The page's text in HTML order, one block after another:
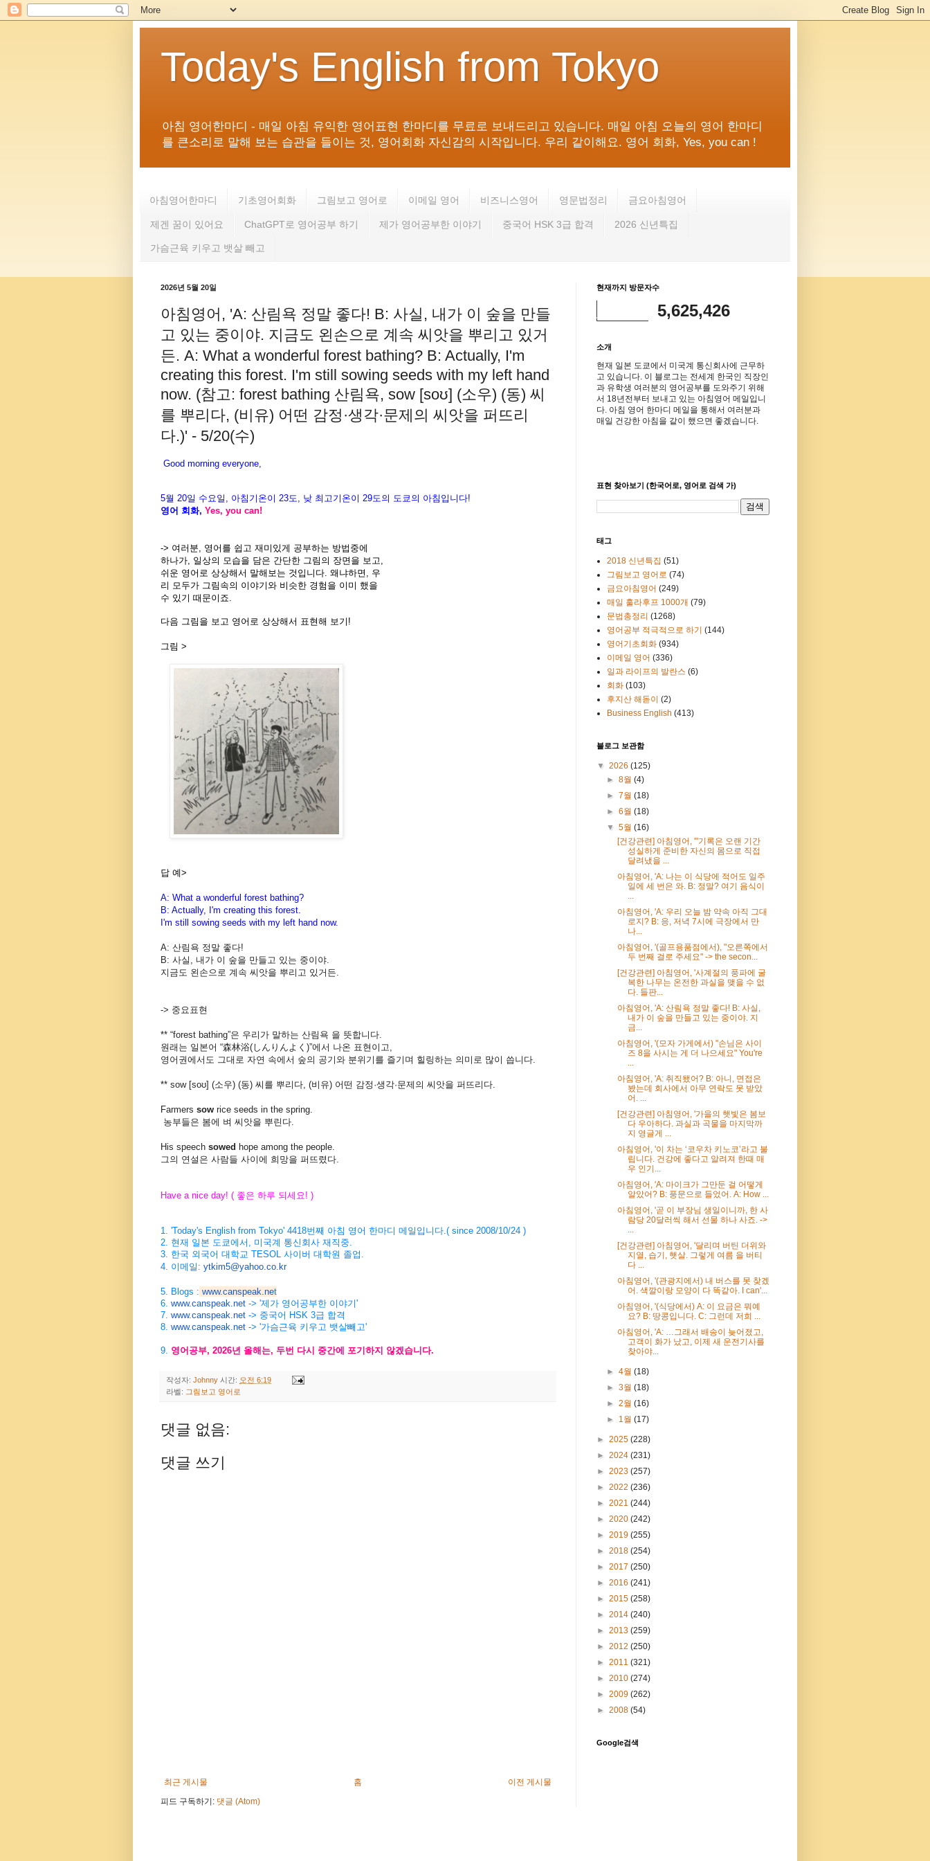
Today's English from Tokyo
아침 영어한마디 - 매일 아침 유익한 영어표현 한마디를 무료로 보내드리고 있습니다. 매일 아침 오늘의 영어 한마디
를 큰소리로 말해 보는 습관을 들이는 것, 영어회화 자신감의 시작입니다. 우리 같이해요. 영어 회화, Yes, you can !
아침영어한마디 기초영어회화 그림보고 영어로 이메일 영어 비즈니스영어 영문법정리 금요아침영어
제겐 꿈이 있어요 ChatGPT로 영어공부 하기 제가 영어공부한 이야기 중국어 HSK 3급 합격 2026 신년특집
가슴근육 키우고 뱃살 빼고
2026년 5월 20일
아침영어, 'A: 산림욕 정말 좋다! B: 사실, 내가 이 숲을 만들
고 있는 중이야. 지금도 왼손으로 계속 씨앗을 뿌리고 있거
든. A: What a wonderful forest bathing? B: Actually, I'm
creating this forest. I'm still sowing seeds with my left hand
now. (참고: forest bathing 산림욕, sow [soʊ] (소우) (동) 씨
를 뿌리다, (비유) 어떤 감정·생각·문제의 씨앗을 퍼뜨리
다.)' - 5/20(수)
Good morning everyone,
5월 20일 수 요일 아침기온이 23도 낮 최고기온이 29도 의 도 쿄의 아침입니다!
영어 회화, Yes, you can!
-> 여러분, 영어를 쉽고 재미있게 공부하는 방법중에
하나가, 일상의 모습을 담은 간단한 그림의 장면을 보고,
쉬운 영어로 상상해서 말해보는 것입니다. 왜냐하면, 우
리 모두가 그림속의 이야기와 비슷한 경험을 이미 했을
수 있기 때문이죠.
다음 그림을 보고 영어로 상상해서 표현해 보기!
그림 >​
답 예>
A: What a wonderful forest bathing?
B: Actually, I'm creating this forest.
I'm still sowing seeds with my left hand now.
A: 산림욕 정말 좋다!
B: 사실, 내가 이 숲을 만들고 있는 중이야.
지금도 왼손으로 계속 씨앗을 뿌리고 있거든.
-> 중요표현
** “forest bathing”은 우리가 말하는 산림욕 을 뜻합니다.
원래는 일본어 “森林浴(しんりんよく)”에서 나온 표현이고,
영어권에서도 그대로 자연 속에서 숲의 공기와 분위기를 즐기며 힐링하는 의미로 많이 씁니다.
** sow [soʊ] (소우) (동) 씨를 뿌리다, (비유) 어떤 감정·생각·문제의 씨앗을 퍼뜨리다.
Farmers sow rice seeds in the spring.
농부들은 봄에 벼 씨앗을 뿌린다.
His speech sowed hope among the people.
그의 연설은 사람들 사이에 희망을 퍼뜨렸다.
Have a nice day! ( 좋은 하루 되세요 ! )
1. 'Today's English from Tokyo' 4418번째 아침 영어 한마디 메일입니다 .( since 2008/10/24 )
2. 현재 일본 도쿄에서 미국계 통신회사 재직중
3. 한국 외국어 대학교 TESOL 사이버 대학원 졸업
4. 이메일: ytkim5@yahoo.co.kr
5. Blogs : www.canspeak.net
6. www.canspeak.net -> '제가 영어공부한 이야기'
7. www.canspeak.net -> 중국어 HSK 3급 합격
8. www.canspeak.net -> '가슴근육 키우고 뱃살빼고'
9. 영어공부, 2026년 올해는, 두번 다시 중간에 포기하지 않겠습니다.
작성자: Johnny 시간: 오전 6:19
라벨: 그림보고 영어로
댓글 없음:
댓글 쓰기
최근 게시물 이전 게시물
홈
피드 구독하기: 댓글 (Atom)
현재까지 방문자수
5,625,426
소개
현재 일본 도쿄에서 미국계 통신회사에 근무하
고 있습니다. 이 블로그는 전세계 한국인 직장인
과 유학생 여러분의 영어공부를 도와주기 위해
서 18년전부터 보내고 있는 아침영어 메일입니
다. 아침 영어 한마디 메일을 통해서 여러분과
매일 건강한 아침을 같이 했으면 좋겠습니다.
표현 찾아보기 (한국어로, 영어로 검색 가)
태그
2018 신년특집 (51)
그림보고 영어로 (74)
금요아침영어 (249)
매일 훌라후프 1000개 (79)
문법총정리 (1268)
영어공부 적극적으로 하기 (144)
영어기초회화 (934)
이메일 영어 (336)
일과 라이프의 발란스 (6)
회화 (103)
후지산 해돋이 (2)
Business English (413)
블로그 보관함
▼ 2026 (125)
►8월(4)
►7월(18)
►6월(18)
▼5월(16)
[건강관련] 아침영어, '"기록은 오랜 기간
성실하게 준비한 자신의 몸으로 직접
달려냈을 ...
아침영어, 'A: 나는 이 식당에 적어도 일주
일에 세 번은 와. B: 정말? 여기 음식이
아침영어, 'A: 우리 오늘 밤 약속 아직 그대
로지? B: 응, 저녁 7시에 극장에서 만
나...
아침영어, '(골프용품점에서), "오른쪽에서
두 번째 걸로 주세요" -> the secon...
[건강관련] 아침영어, '사계절의 풍파에 굴
복한 나무는 온전한 과실을 맺을 수 없
다. 들판...
아침영어, 'A: 산림욕 정말 좋다! B: 사실,
내가 이 숲을 만들고 있는 중이야. 지
금...
아침영어, '(모자 가게에서) "손님은 사이
즈 8을 사시는 게 더 나으세요" You're
아침영어, 'A: 취직됐어? B: 아니, 면접은
봤는데 회사에서 아무 연락도 못 받았
어. ...
[건강관련] 아침영어, '가을의 햇빛은 봄보
다 우아하다. 과실과 곡물을 마지막까
지 영글게 ...
아침영어, '이 차는 ‘코우차 키노코’라고 불
립니다. 건강에 좋다고 알려져 한때 매
우 인기...
아침영어, 'A: 마이크가 그만둔 걸 어떻게
알았어? B: 풍문으로 들었어. A: How ...
아침영어, '곧 이 부장님 생일이니까, 한 사
람당 20달러씩 해서 선물 하나 사죠. ->
[건강관련] 아침영어, '달리며 버틴 더위와
지열, 습기, 햇살. 그렇게 여름 을 버티
다 ...
아침영어, '(관광지에서) 내 버스를 못 찾겠
어. 색깔이랑 모양이 다 똑같아. I can'...
아침영어, '(식당에서) A: 이 요금은 뭐예
요? B: 땅콩입니다. C: 그런데 저희 ...
아침영어, 'A: …그래서 배송이 늦어졌고,
고객이 화가 났고, 이제 새 운전기사를
찾아야...
►4월(18)
►3월(18)
►2월(16)
► 1월(17)
► 2025 (228)
► 2024 (231)
► 2023 (257)
► 2022 (236)
► 2021 (244)
► 2020 (242)
► 2019 (255)
► 2018 (254)
► 2017 (250)
► 2016 (241)
► 2015 (258)
► 2014 (240)
► 2013 (259)
► 2012 (250)
► 2011 (321)
► 2010 (274)
► 2009 (262)
► 2008 (54)
Google검색